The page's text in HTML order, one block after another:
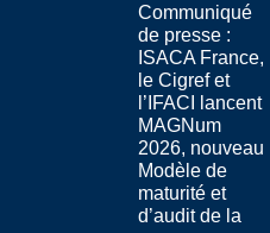
Communiqué
de presse :
ISACA France,
le Cigref et
l’IFACI lancent
MAGNum
2026, nouveau
Modèle de
maturité et
d’audit de la